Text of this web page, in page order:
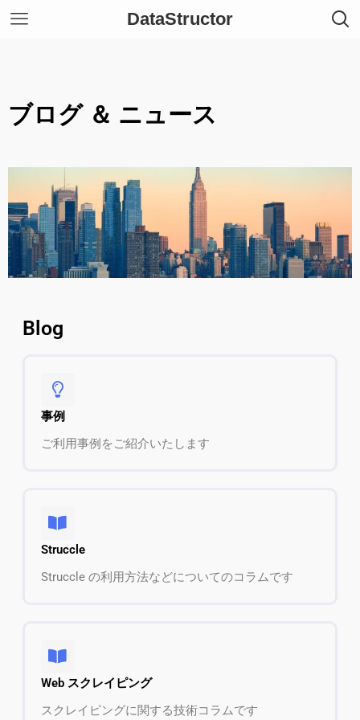
DataStructor
ブログ ＆ ニュース
Blog
事例
ご利用事例をご紹介いたします
Struccle
Struccle の利用方法などについてのコラムです
Web スクレイピング
スクレイピングに関する技術コラムです